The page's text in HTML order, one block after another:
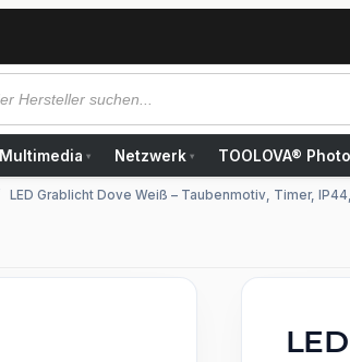
Multimedia ▾ Netzwerk ▾ TOOLOVA®
LED Grablicht Dove Weiß – Taubenmotiv, Timer,